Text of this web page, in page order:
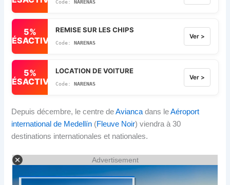
NARENAS
5%
DÉSACTIVÉ
REMISE SUR LES CHIPS
NARENAS
Ver >
5%
DÉSACTIVÉ
LOCATION DE VOITURE
NARENAS
Ver >
Depuis décembre, le centre deAviancadans leAéroport
international de Medellín (Fleuve Noir) viendra à 30
destinations internationales et nationales.
Advertisement